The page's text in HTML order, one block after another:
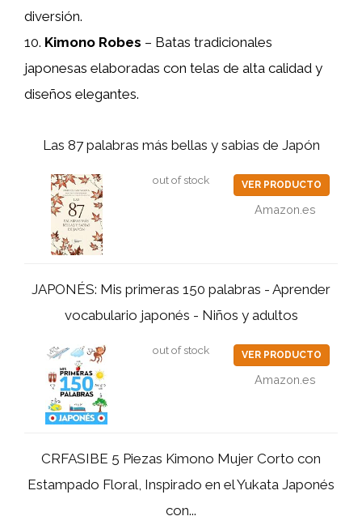
diversión.
10. Kimono Robes – Batas tradicionales
japonesas elaboradas con telas de alta calidad y
diseños elegantes.
Las 87 palabras más bellas y sabias de Japón
out of stock VER PRODUCTO
Amazon.es
JAPONÉS: Mis primeras 150 palabras - Aprender
vocabulario japonés - Niños y adultos
out of stock VER PRODUCTO
Amazon.es
CRFASIBE 5 Piezas Kimono Mujer Corto con
Estampado Floral, Inspirado en el Yukata Japonés
con...